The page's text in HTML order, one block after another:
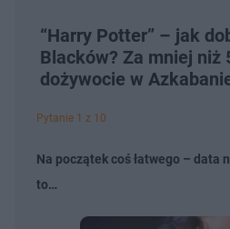
“Harry Potter” – jak
Blacków? Za mniej niż
dożywocie w
Pytanie 1 z 10
Na początek coś łatwego – data
to…